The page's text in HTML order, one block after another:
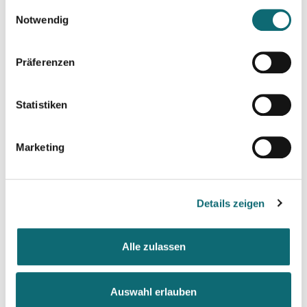
Notwendig
Präferenzen
Statistiken
Marketing
Details zeigen
Alle zulassen
Auswahl erlauben
Lauren Kessler
Journalist and Author
Lauren Kessler(laurenkessler.com) is an American
journalist and the award-winning author of 11 books who